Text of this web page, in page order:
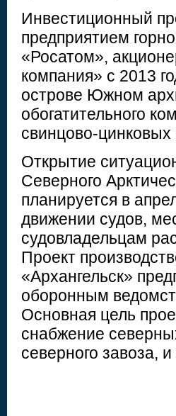
Инвестиционный
предприятием
«Росатом»,
компания» с 2013
острове Южном
обогатительного
свинцово-
Открытие
Северного
планируется в
движении судов,
судовладельцам
Проект
«Архангельск»
оборонным
Основная цель
снабжение
северного завоза,